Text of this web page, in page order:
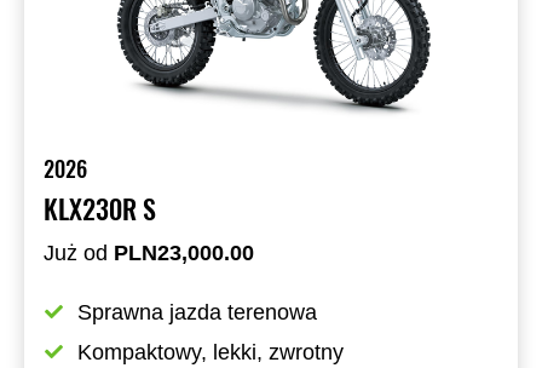
2026
KLX230R S
Już od PLN23,000.00
Sprawna jazda terenowa
Kompaktowy, lekki, zwrotny